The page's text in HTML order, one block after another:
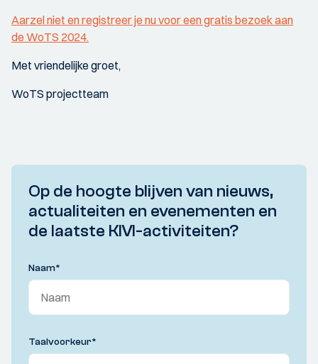
Aarzel niet en registreer je nu voor een gratis bezoek aan
de WoTS 2024.
Met vriendelijke groet,
WoTS projectteam
Op de hoogte blijven van nieuws,
actualiteiten en evenementen en
de laatste KIVI-activiteiten?
Naam*
Taalvoorkeur*